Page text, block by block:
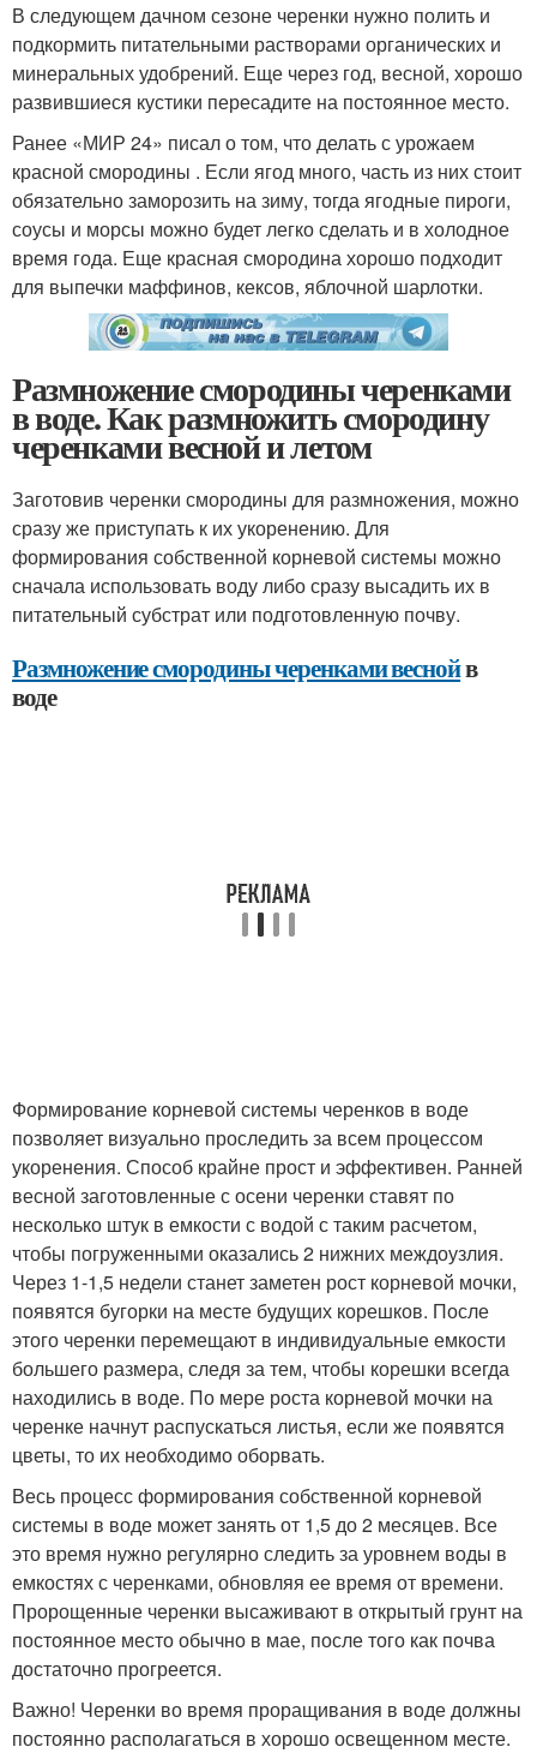
В следующем дачном сезоне черенки нужно полить и
подкормить питательными растворами органических и
минеральных удобрений. Еще через год, весной, хорошо
развившиеся кустики пересадите на постоянное место.
Ранее «МИР 24» писал о том, что делать с урожаем
красной смородины . Если ягод много, часть из них стоит
обязательно заморозить на зиму, тогда ягодные пироги,
соусы и морсы можно будет легко сделать и в холодное
время года. Еще красная смородина хорошо подходит
для выпечки маффинов, кексов, яблочной шарлотки.
Размножение смородины черенками
в воде. Как размножить смородину
черенками весной и летом
Заготовив черенки смородины для размножения, можно
сразу же приступать к их укоренению. Для
формирования собственной корневой системы можно
сначала использовать воду либо сразу высадить их в
питательный субстрат или подготовленную почву.
Размножение смородины черенками веснойв
воде
Формирование корневой системы черенков в воде
позволяет визуально проследить за всем процессом
укоренения. Способ крайне прост и эффективен. Ранней
весной заготовленные с осени черенки ставят по
несколько штук в емкости с водой с таким расчетом,
чтобы погруженными оказались 2 нижних междоузлия.
Через 1-1,5 недели станет заметен рост корневой мочки,
появятся бугорки на месте будущих корешков. После
этого черенки перемещают в индивидуальные емкости
большего размера, следя за тем, чтобы корешки всегда
находились в воде. По мере роста корневой мочки на
черенке начнут распускаться листья, если же появятся
цветы, то их необходимо оборвать.
Весь процесс формирования собственной корневой
системы в воде может занять от 1,5 до 2 месяцев. Все
это время нужно регулярно следить за уровнем воды в
емкостях с черенками, обновляя ее время от времени.
Пророщенные черенки высаживают в открытый грунт на
постоянное место обычно в мае, после того как почва
достаточно прогреется.
Важно! Черенки во время проращивания в воде должны
постоянно располагаться в хорошо освещенном месте.